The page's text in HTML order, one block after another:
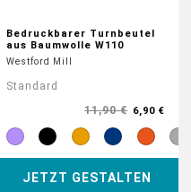
Bedruckbarer Turnbeutel
aus Baumwolle W110
Westford Mill
Standard
11,90 € 6,90 €
JETZT GESTALTEN